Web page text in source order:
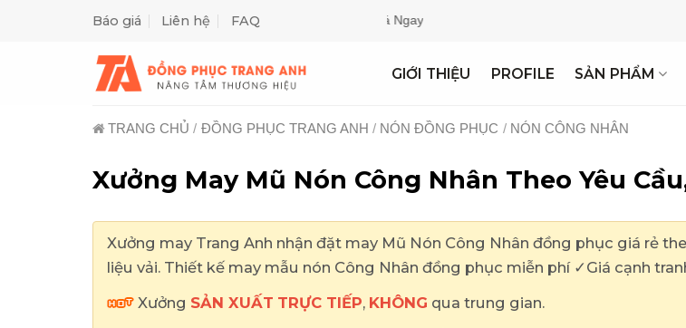
Báo giá Liên hệ FAQ
GIỚI THIỆU PROFILE SẢN PHẨM
TRANG CHỦ / ĐỒNG PHỤC TRANG ANH / NÓN ĐỒNG PHỤC / NÓN CÔNG NHÂN
Xưởng May Mũ Nón Công Nhân Theo Yêu
Xưởng may Trang Anh nhận đặt may Mũ Nón Công Nhân đồng phục giá rẻ
liệu vải. Thiết kế may mẫu nón Công Nhân đồng phục miễn phí ✓Giá cạnh
Xưởng SẢN XUẤT TRỰC TIẾP, KHÔNG qua trung gian.